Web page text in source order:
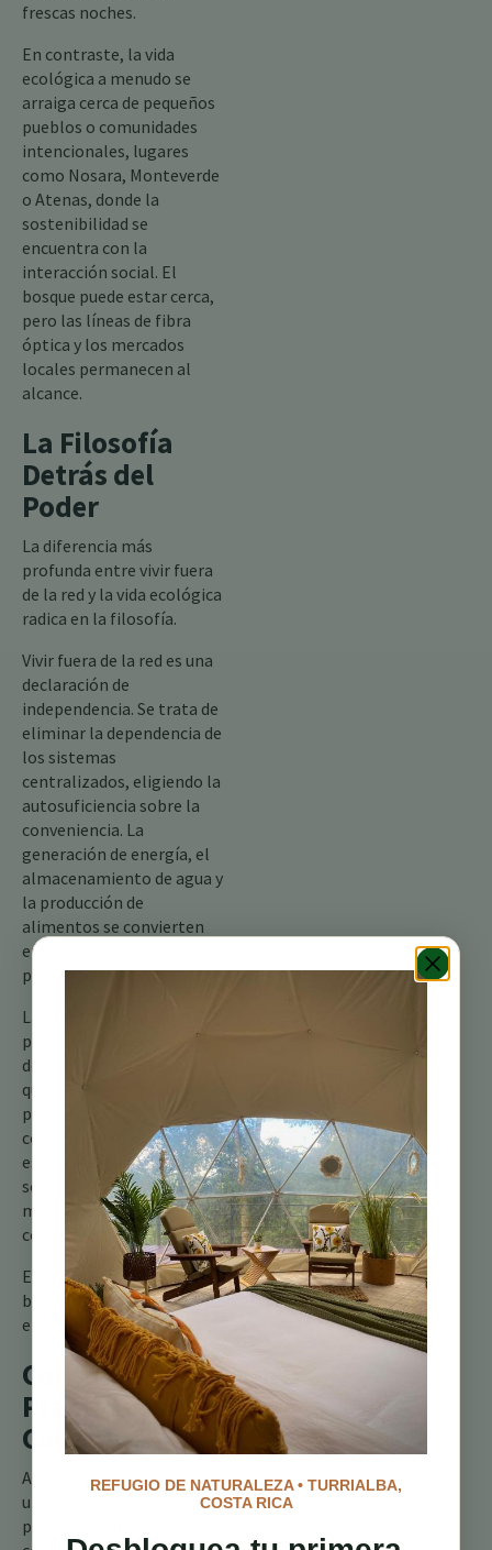
frescas noches.
En contraste, la vida
ecológica a menudo se
arraiga cerca de pequeños
pueblos o comunidades
intencionales, lugares
como Nosara, Monteverde
o Atenas, donde la
sostenibilidad se
encuentra con la
interacción social. El
bosque puede estar cerca,
pero las líneas de fibra
óptica y los mercados
locales permanecen al
alcance.
La Filosofía
Detrás del
Poder
La diferencia más
profunda entre vivir fuera
de la red y la vida ecológica
radica en la filosofía.
Vivir fuera de la red es una
declaración de
independencia. Se trata de
eliminar la dependencia de
los sistemas
centralizados, eligiendo la
autosuficiencia sobre la
conveniencia. La
generación de energía, el
almacenamiento de agua y
la producción de
alimentos se convierten
en responsabilidades
personales.
La vida ecológica, por su
parte, es una declaración
de integración. Reconoce
que la sostenibilidad puede
prosperar a través de la
cooperación, combinando
esfuerzos individuales con
soluciones colectivas para
mantener el confort y la
comunidad.
En esencia, un camino
busca aislarse del sistema;
el otro busca mejorarlo.
Consideraciones
Prácticas para
Cada Uno
Ambos caminos requieren
un diseño intencional,
pero sus realidades
REFUGIO DE NATURALEZA • TURRIALBA,
COSTA RICA